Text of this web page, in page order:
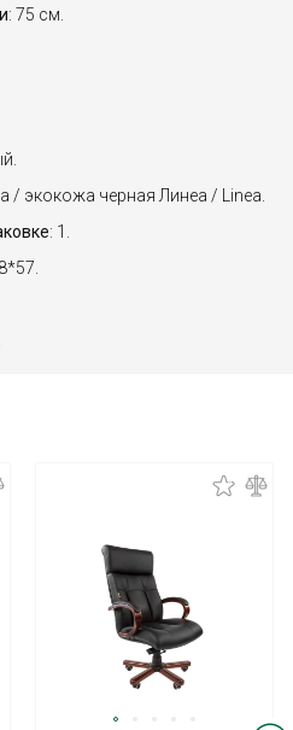
: 75 см.
/ экокожа черная Линеа / Linea.
: 1.